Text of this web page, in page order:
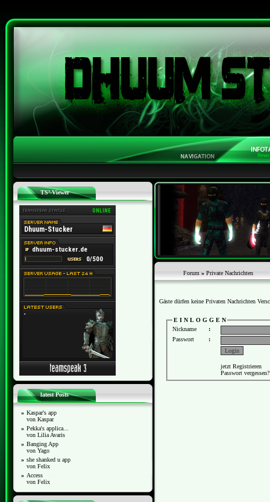
TS³-Viewer
latest Posts
» Kaspar's app
von Kaspar
» Pekka's applica...
von Lilia Avaris
» Banging App
von Yago
» she shanked u app
von Felix
» Access
von Felix
Forum » Private Nachrichten
Gäste dürfen keine Privaten Nachrichten
E I N L O G G E N
Nickname
:
Passwort
:
jetzt Registrieren
Passwort vergessen?